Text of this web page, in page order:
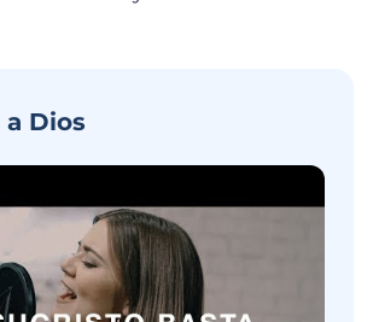
a Dios